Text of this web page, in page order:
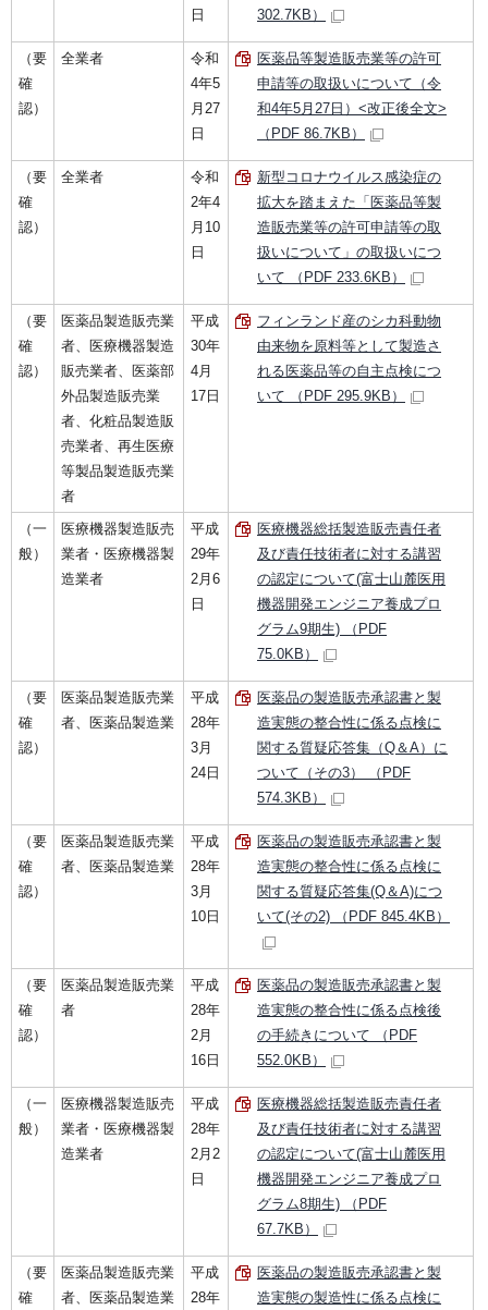
日
302.7KB）
（要
確
認）
全業者
令和
4年5
月27
日
医薬品等製造販売業等の許可
申請等の取扱いについて（令
和4年5月27日）<改正後全文>
（PDF 86.7KB）
（要
確
認）
全業者
令和
2年4
月10
日
新型コロナウイルス感染症の
拡大を踏まえた「医薬品等製
造販売業等の許可申請等の取
扱いについて」の取扱いにつ
いて （PDF 233.6KB）
（要
確
認）
医薬品製造販売業
者、医療機器製造
販売業者、医薬部
外品製造販売業
者、化粧品製造販
売業者、再生医療
等製品製造販売業
者
平成
30年
4月
17日
フィンランド産のシカ科動物
由来物を原料等として製造さ
れる医薬品等の自主点検につ
いて （PDF 295.9KB）
（一
般）
医療機器製造販売
業者・医療機器製
造業者
平成
29年
2月6
日
医療機器総括製造販売責任者
及び責任技術者に対する講習
の認定について(富士山麓医用
機器開発エンジニア養成プロ
グラム9期生) （PDF
75.0KB）
（要
確
認）
医薬品製造販売業
者、医薬品製造業
平成
28年
3月
24日
医薬品の製造販売承認書と製
造実態の整合性に係る点検に
関する質疑応答集（Q＆A）に
ついて（その3） （PDF
574.3KB）
（要
確
認）
医薬品製造販売業
者、医薬品製造業
平成
28年
3月
10日
医薬品の製造販売承認書と製
造実態の整合性に係る点検に
関する質疑応答集(Q＆A)につ
いて(その2) （PDF 845.4KB）
（要
確
認）
医薬品製造販売業
者
平成
28年
2月
16日
医薬品の製造販売承認書と製
造実態の整合性に係る点検後
の手続きについて （PDF
552.0KB）
（一
般）
医療機器製造販売
業者・医療機器製
造業者
平成
28年
2月2
日
医療機器総括製造販売責任者
及び責任技術者に対する講習
の認定について(富士山麓医用
機器開発エンジニア養成プロ
グラム8期生) （PDF
67.7KB）
（要
確
医薬品製造販売業
者、医薬品製造業
平成
28年
医薬品の製造販売承認書と製
造実態の製造性に係る点検に